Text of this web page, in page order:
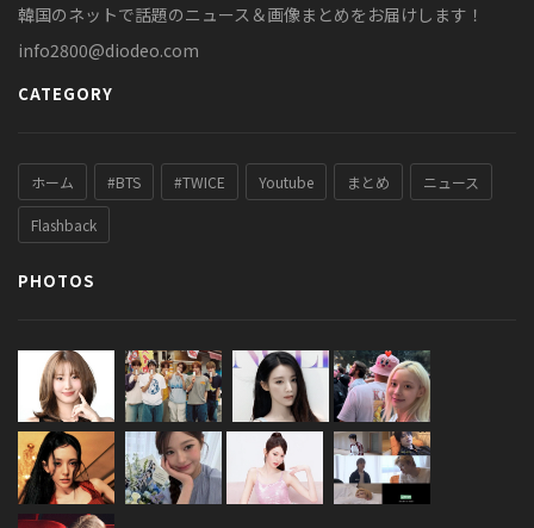
韓国のネットで話題のニュース＆画像まとめをお届けします！
info2800@diodeo.com
CATEGORY
ホーム #BTS #TWICE Youtube まとめ ニュース
Flashback
PHOTOS